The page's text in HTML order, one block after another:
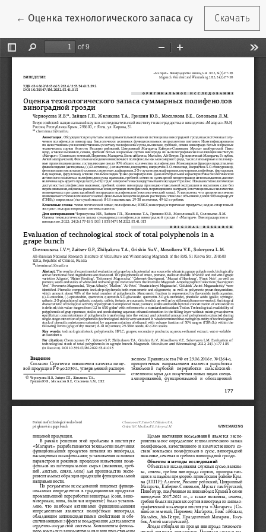
← Вернуться к Подробностям о статье
Оценка технологического запаса суммарных
Скачать